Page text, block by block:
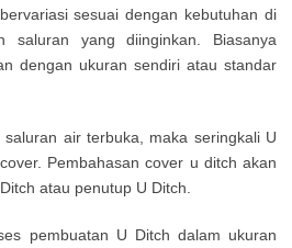
sesuai dengan kebutuhan di
saluran yang diinginkan. Biasanya
dengan ukuran sendiri atau standar
air terbuka, maka seringkali U
Pembahasan cover u ditch akan
atau penutup U Ditch.
pembuatan U Ditch dalam ukuran